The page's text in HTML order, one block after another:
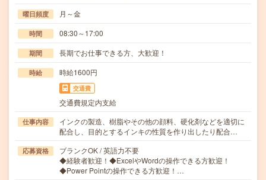
曜日頻度 月～金
時間 08:30～17:00
期間 長期でお仕事できる方、大歓迎！
時給 時給1600円
交通費
交通費規定内支給
仕事内容
インクの製造、樹脂やその他の顔料、硬化剤などを適切に
配合し、目的とするインキの性質を作り出したり配合…
応募資格
ブランクOK / 英語力不要
◆経験者歓迎！◆ExcelやWordの操作できる方歓迎！
◆Power Pointの操作できる方歓迎！…